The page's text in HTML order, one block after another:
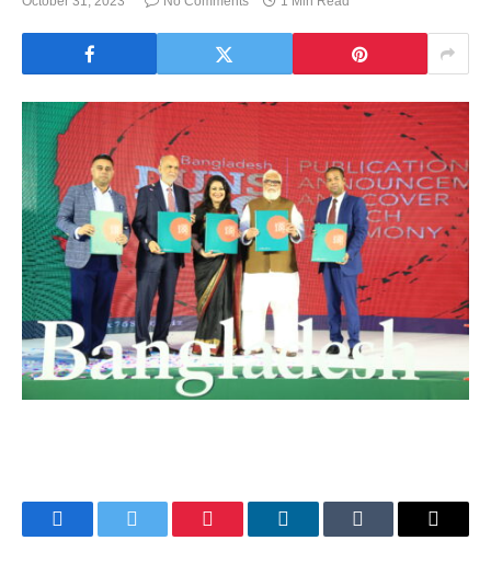
FacebookTwitter PinterestLinkedInTumblr Email